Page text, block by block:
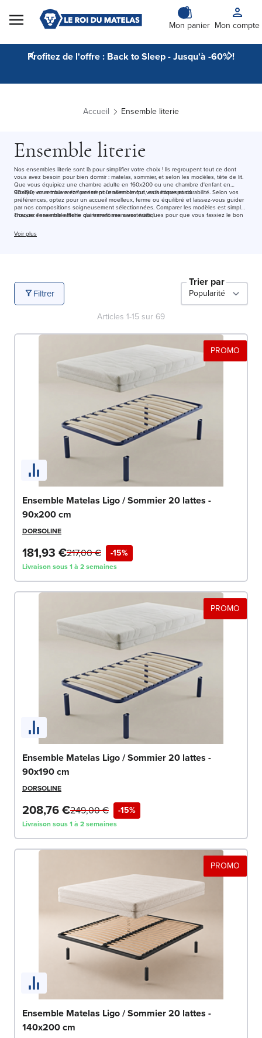
Skip to Content
Mon panier Mon compte
Profitez de l'offre : Back to Sleep - Jusqu'à -60% !
Accueil Ensemble literie
Ensemble literie
Nos ensembles literie sont là pour simplifier votre choix ! Ils regroupent tout ce dont
vous avez besoin pour bien dormir : matelas, sommier, et selon les modèles, tête de lit.
Que vous équipiez une chambre adulte en 160x200 ou une chambre d'enfant en
90x190, vous trouverez forcément l'ensemble qui vous correspond.
Chaque ensemble a été pensé pour allier confort, esthétique et durabilité. Selon vos
préférences, optez pour un accueil moelleux, ferme ou équilibré et laissez-vous guider
par nos compositions soigneusement sélectionnées. Comparer les modèles est simple :
chaque ensemble affiche clairement ses caractéristiques pour que vous fassiez le bon
Trouvez l'ensemble literie qui transformera vos nuits !
Voir plus
Filtrer
Trier par
Articles 1-15 sur 69
PROMO
Ensemble Matelas Ligo / Sommier 20 lattes -
90x200 cm
DORSOLINE
181,93 € -15%
217,00 €
Livraison sous 1 à 2 semaines
PROMO
Ensemble Matelas Ligo / Sommier 20 lattes -
90x190 cm
DORSOLINE
208,76 € -15%
249,00 €
Livraison sous 1 à 2 semaines
PROMO
Ensemble Matelas Ligo / Sommier 20 lattes -
140x200 cm